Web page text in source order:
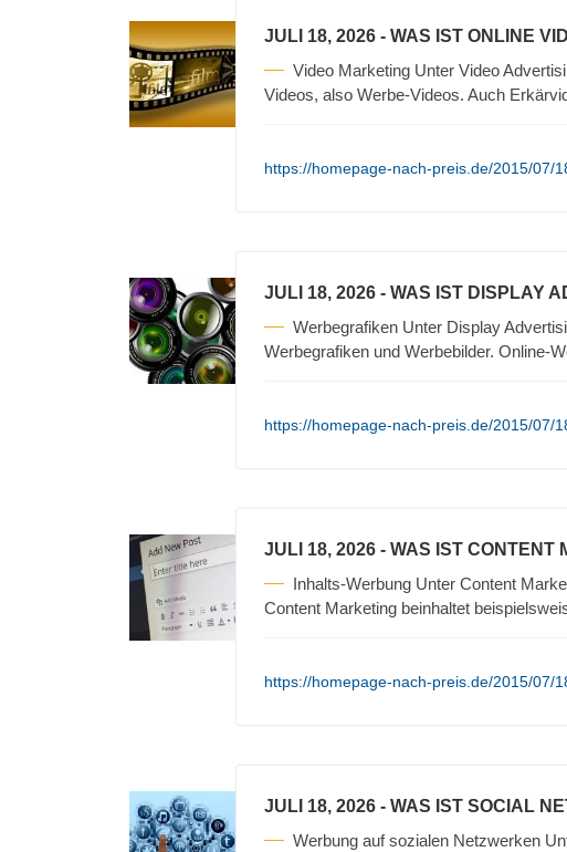
JULI 18, 2026 - WAS IST ONLINE
Video Marketing Unter Video
Videos, also Werbe-Videos. Auch
https://homepage-nach-preis.de/2015/07/
JULI 18, 2026 - WAS IST DISPLAY
Werbegrafiken Unter Display
Werbegrafiken und Werbebilder. Online-
https://homepage-nach-preis.de/2015/07/
JULI 18, 2026 - WAS IST CONTENT
Inhalts-Werbung Unter Content
Content Marketing beinhaltet
https://homepage-nach-preis.de/2015/07/
JULI 18, 2026 - WAS IST SOCIAL
Werbung auf sozialen Netzwerken